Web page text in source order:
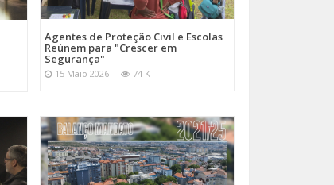
Agentes de Proteção Civil e Escolas
Reúnem para "Crescer em
Segurança"
15 Maio 2026 74 K